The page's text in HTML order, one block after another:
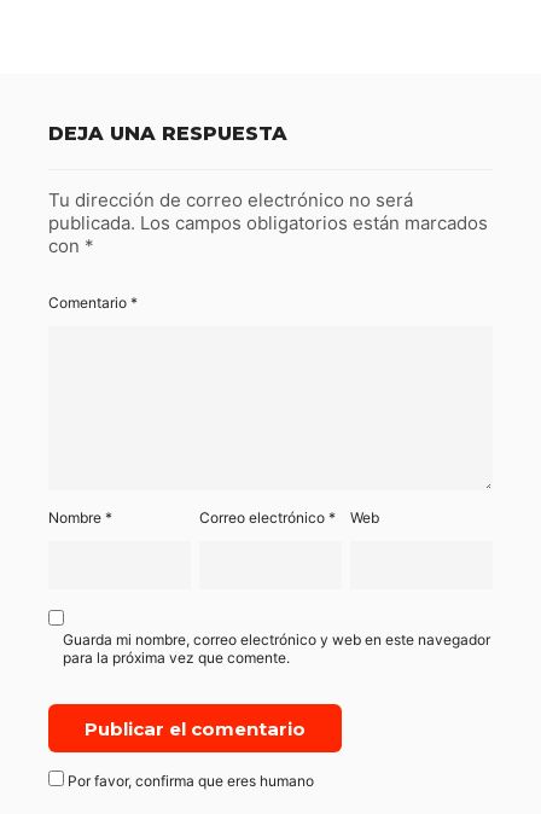
DEJA UNA RESPUESTA
Tu dirección de correo electrónico no será
publicada. Los campos obligatorios están marcados
con *
Comentario *
Nombre * Correo electrónico* Web
Guarda mi nombre, correo electrónico y web en este navegador
para la próxima vez que comente.
Por favor, confirma que eres humano